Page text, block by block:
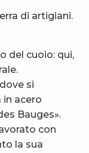
di artigiani.
del cuoio: qui,
si
in acero
Bauges».
con
la sua